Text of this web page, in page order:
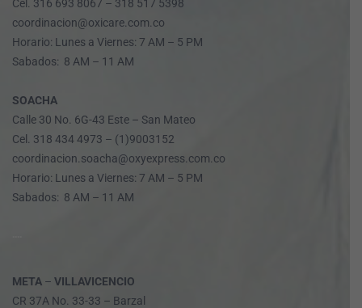
Cel. 316 693 8067 – 318 517 5398
coordinacion@oxicare.com.co
Horario: Lunes a Viernes: 7 AM – 5 PM
Sabados: 8 AM – 11 AM
SOACHA
Calle 30 No. 6G-43 Este – San Mateo
Cel. 318 434 4973 – (1)9003152
coordinacion.soacha@oxyexpress.com.co
Horario: Lunes a Viernes: 7 AM – 5 PM
Sabados: 8 AM – 11 AM
META – VILLAVICENCIO
CR 37A No. 33-33 – Barzal